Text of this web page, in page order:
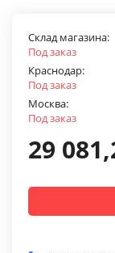
Склад магазина:
Под заказ
Краснодар:
Под заказ
Москва:
Под заказ
29